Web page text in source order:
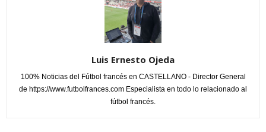
Luis Ernesto Ojeda
100% Noticias del Fútbol francés en CASTELLANO - Director General
de https://www.futbolfrances.com Especialista en todo lo relacionado al
fútbol francés.